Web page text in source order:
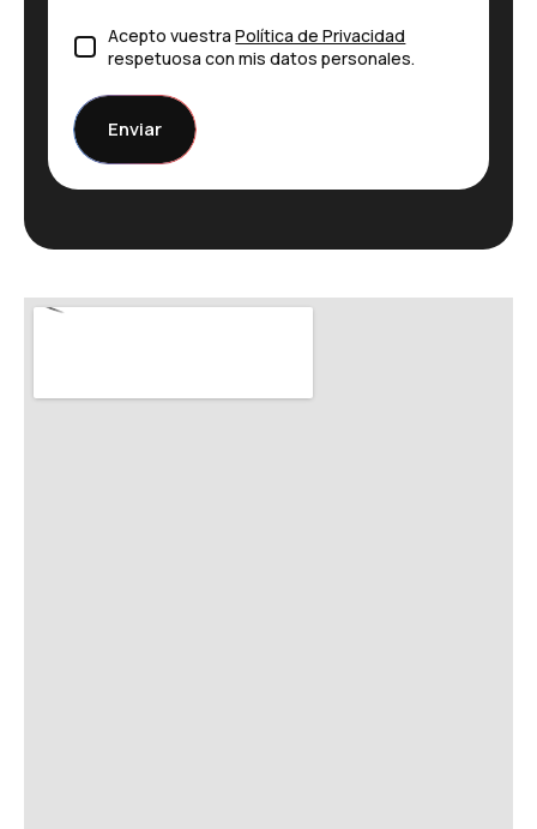
Consentimiento
Acepto vuestraPolítica de Privacidad
respetuosa con mis datos personales.
Enviar